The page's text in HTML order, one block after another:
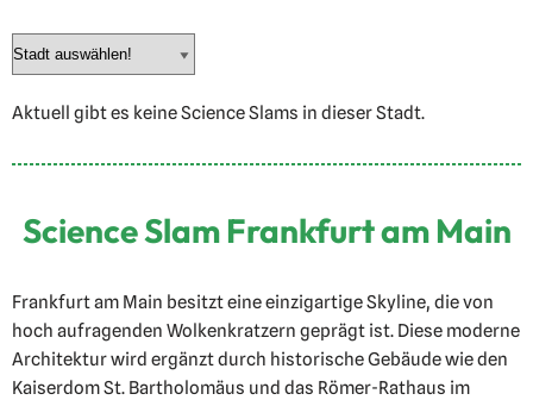
Aktuell gibt es keine Science Slams in dieser Stadt.
Science Slam Frankfurt am Main
Frankfurt am Main besitzt eine einzigartige Skyline, die von
hoch aufragenden Wolkenkratzern geprägt ist. Diese moderne
Architektur wird ergänzt durch historische Gebäude wie den
Kaiserdom St. Bartholomäus und das Römer-Rathaus im